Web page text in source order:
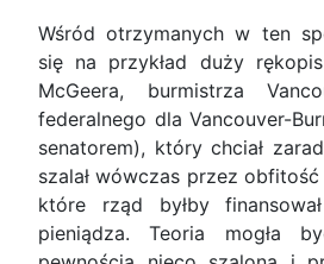
Wśród otrzymanych w ten
się na przykład duży
McGeera, burmistrza
federalnego dla Vancouver-
senatorem), który chciał
szalał wówczas przez
które rząd byłby
pieniądza. Teoria mogła